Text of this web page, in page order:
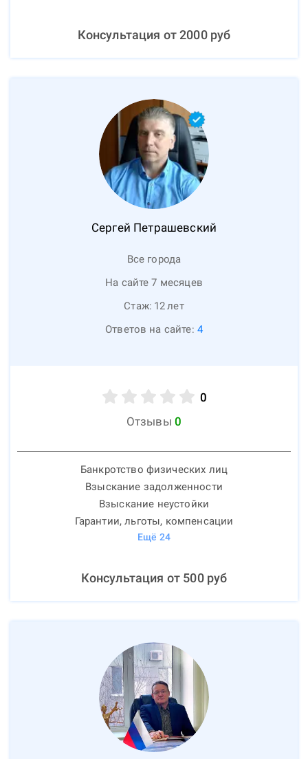
Консультация от2000руб
Сергей Петрашевский
Все города
На сайте 7 месяцев
Стаж: 12лет
Ответов на сайте: 4
0
Отзывы 0
Банкротство физических лиц
Взыскание задолженности
Взыскание неустойки
Гарантии, льготы, компенсации
Ещё 24
Консультация от 500руб